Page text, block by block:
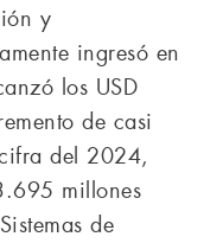
y
ingresó en
los USD
de casi
del 2024,
millones
de